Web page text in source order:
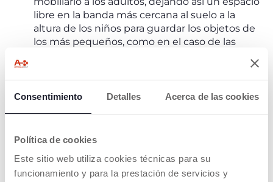
Consentimiento Detalles Acerca de las cookies
Política de cookies
Este sitio web utiliza cookies técnicas para su
funcionamiento y para la prestación de servicios y
libre en la banda más cercana al suelo a la
altura de los niños para guardar los objetos de
los más pequeños, como en el caso de las
bajar objetos, como lavabos en el baño o
encimeras en la cocina, se debe encontrar
transportable para levantar a un niño en
elevador que es fácil de manejar y que sabe
que puede usar, tiene una alternativa segura y